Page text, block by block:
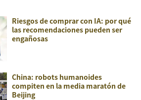
Riesgos de comprar con IA: por qué
las recomendaciones pueden ser
engañosas
China: robots humanoides
compiten en la media maratón de
Beijing